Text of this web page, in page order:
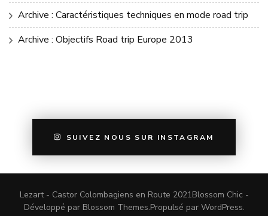
Archive : Caractéristiques techniques en mode road trip
Archive : Objectifs Road trip Europe 2013
SUIVEZ NOUS SUR INSTAGRAM
Lezart - Castor Colombagiens en Route 2021Blossom Chic -
Développé par Blossom Themes.Propulsé par WordPress.